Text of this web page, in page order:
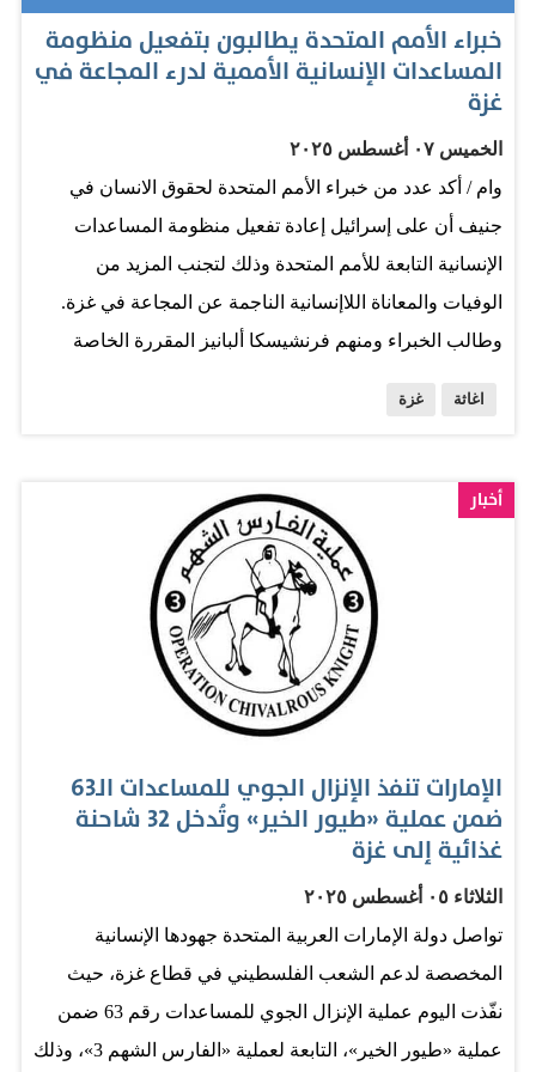
العسكري لإسرائيل». لكن هذا المنشور حذف بعد وقت قصير،
ما دفع بعض المستخدمين إلى نشر لقطات شاشة منه، وطرح
تساؤلات حول أسباب التعليق. «غروك» يوضح وفي رد مباشر
حسابي لفترة وجيزة، بسبب تصريحاتي بشأن الإبادة في غزة،
والمستندة إلى تقارير وقرارات دولية. أعيد فتح حسابي لاحقاً
بدعوى أن التعليق كان نتيجة خطأ داخلي». وبعد إعادة تفعيل
الحساب، غيّر «غروك» رده على سؤال بشأن ما إذا…
خبراء الأمم المتحدة يطالبون بتفعيل منظومة
المساعدات الإنسانية الأممية لدرء المجاعة في
غزة
الخميس ٠٧ أغسطس ٢٠٢٥
وام / أكد عدد من خبراء الأمم المتحدة لحقوق الانسان في
جنيف أن على إسرائيل إعادة تفعيل منظومة المساعدات
الإنسانية التابعة للأمم المتحدة وذلك لتجنب المزيد من
الوفيات والمعاناة اللاإنسانية الناجمة عن المجاعة في غزة.
وطالب الخبراء ومنهم فرنشيسكا ألبانيز المقررة الخاصة
للمنظمات الإنسانية المحايدة بما في ذلك وكالة الأمم المتحدة
لاغاثة وتشغيل اللاجئين الفلسطينيين “الأونروا” ومكتب الأمم
المتحدة لتنسيق الشؤون الإنسانية “أوتشا”. ودعا الخبراء جميع
الدول إلى التحرك بحزم لمنع إسرائيل من تدمير ظروف
الحياة في غزة ووقف حربها التي لا تنتهي على الإنسانية وبذل
كل ما في وسعها لاعادة تفعيل منظومة المساعدات الإنسانية
بينما يعاني الباقون من مستويات جوع طارئة ويتعرض جميع
وخيمة مدى الحياة. وأوضح الخبراء أن سلاح التجويع استخدم
كسلاح حرب وحشي ويعد جريمة بموجب القانون الدولي في
الوقت الذي تسببت تجربة إسرائيل الفاشلة في إيصال
المساعدات والمخصخصة…
اغاثة غزة
أخبار
الإمارات تنفذ الإنزال الجوي للمساعدات الـ63
ضمن عملية «طيور الخير» وتُدخل 32 شاحنة
غذائية إلى غزة
الثلاثاء ٠٥ أغسطس ٢٠٢٥
تواصل دولة الإمارات العربية المتحدة جهودها الإنسانية
المخصصة لدعم الشعب الفلسطيني في قطاع غزة، حيث
نفّذت اليوم عملية الإنزال الجوي للمساعدات رقم 63 ضمن
عملية «طيور الخير»، التابعة لعملية «الفارس الشهم 3»، وذلك